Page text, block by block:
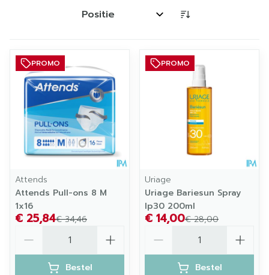
Sorteer op:
PROMO
Attends
Attends Pull-ons 8 M
1x16
€ 34,46
€ 25,84
Bestel
PROMO
Uriage
Uriage Bariesun Spray
Ip30 200ml
€ 28,00
€ 14,00
Bestel